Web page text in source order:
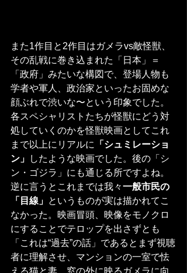
また1作目と2作目はガメラvs敵怪獣、
その乱戦に巻き込まれた「日本」＝
「政府」みたいな構図で、登場人物も
学者や軍人、政治家といったお固めな
顔ぶれで渋いな〜という印象でした。
各スペシャリストたちが怪獣にどう対
処していくのかを怪獣映画としてこれ
まで以上にリアルに
「シュミレーショ
ン」
したような映画でした。後の「シ
ン・ゴジラ」にも通じる所ですよね。
逆に言うとこれまでは我々一般市民の
「目線」 というものが実は描かれてこ
なかった。映画冒頭、映像をモノクロ
にすることでテロップを出さずとも
「これは“過去”の話」であるとまず視聴
者に理解させ、マンションの一室で怯